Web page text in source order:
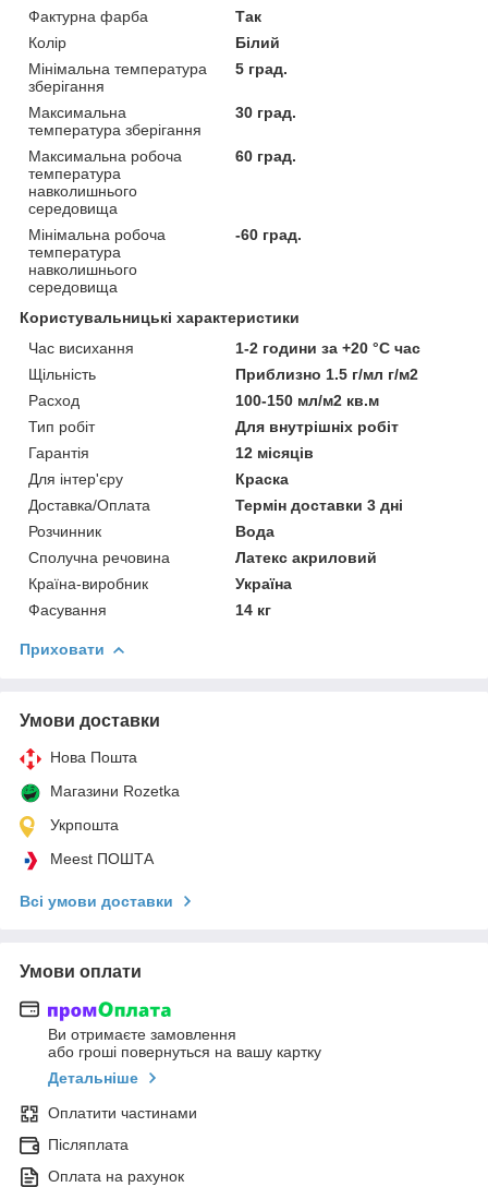
Фактурна фарба
Так
Колір
Білий
Мінімальна температура
зберігання
5 град.
Максимальна
температура зберігання
30 град.
Максимальна робоча
температура
навколишнього
середовища
60 град.
Мінімальна робоча
температура
навколишнього
середовища
-60 град.
Користувальницькі характеристики
Час висихання
1-2 години за +20 °C час
Щільність
Приблизно 1.5 г/мл г/м2
Расход
100-150 мл/м2 кв.м
Тип робіт
Для внутрішніх робіт
Гарантія
12 місяців
Для інтер'єру
Краска
Доставка/Оплата
Термін доставки 3 дні
Розчинник
Вода
Сполучна речовина
Латекс акриловий
Країна-виробник
Україна
Фасування
14 кг
Приховати
Умови доставки
Нова Пошта
Магазини Rozetka
Укрпошта
Meest ПОШТА
Всі умови доставки
Умови оплати
Ви отримаєте замовлення
або гроші повернуться на вашу картку
Детальніше
Оплатити частинами
Післяплата
Оплата на рахунок